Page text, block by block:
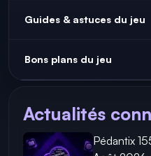
Guides & astuces du jeu
Bons plans du jeu
Actualités
Pédantix